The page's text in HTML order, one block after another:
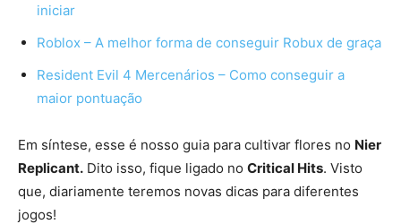
iniciar
Roblox – A melhor forma de conseguir Robux de graça
Resident Evil 4 Mercenários – Como conseguir a
maior pontuação
Em síntese, esse é nosso guia para cultivar flores no Nier
Replicant. Dito isso, fique ligado no Critical Hits. Visto
que, diariamente teremos novas dicas para diferentes
jogos!